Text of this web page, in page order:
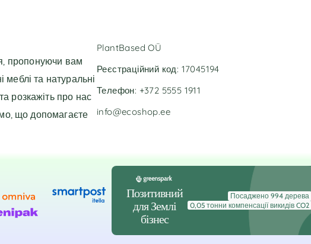
v
:
пропонуючи вам
меблі та натуральні
розкажіть про нас
що допомагаєте
PlantBased OÜ
Реєстраційний код: 17045194
Телефон: +372 5555 1911
info@ecoshop.ee
Позитивний
для Землі
бізнес
Посаджено 994 дерева
0,05 тонни компенсації викидів CO2